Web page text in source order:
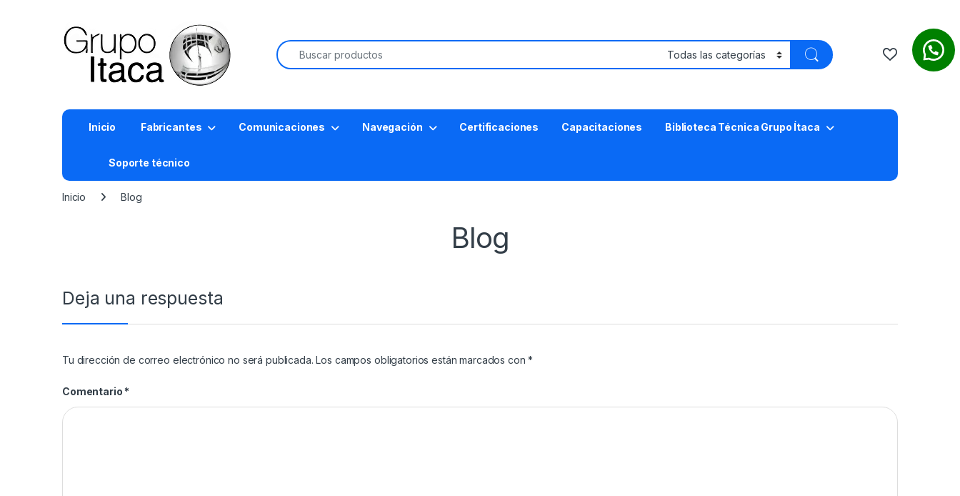
Buscar:
Inicio Fabricantes Comunicaciones Navegación Certificaciones Capacitaciones Biblioteca Técnica Grupo Ítaca
Soporte técnico
Inicio Blog
Blog
Deja una respuesta
Tu dirección de correo electrónico no será publicada. Los campos obligatorios están marcados con*
Comentario *